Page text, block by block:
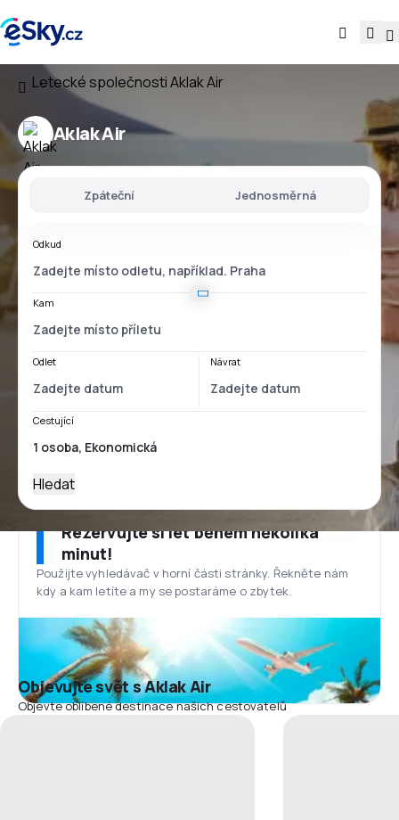
Letecké společnostiAklak Air
Aklak Air
Zpáteční Jednosměrná
Odkud
Kam
Odlet Návrat
Cestující
Hledat
Rezervujte si let během několika
minut!
Použijte vyhledávač v horní části stránky. Řekněte nám
kdy a kam letíte a my se postaráme o zbytek.
Objevujte svět s Aklak Air
Objevte oblíbené destinace našich cestovatelů